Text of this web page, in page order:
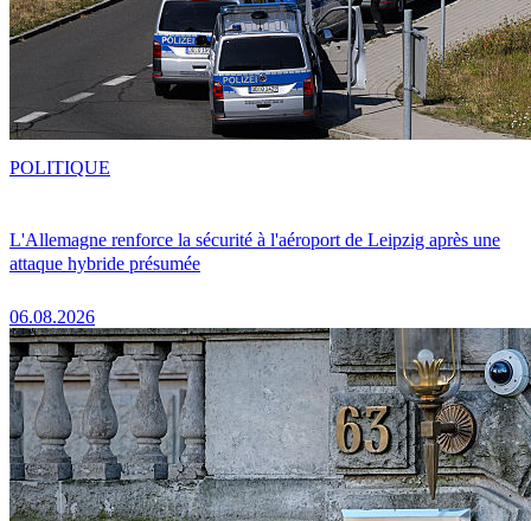
L'Allemagne renforce la sécurité à l'aéroport de Leipzig après une
attaque hybride présumée
06.08.2026
POLITIQUE